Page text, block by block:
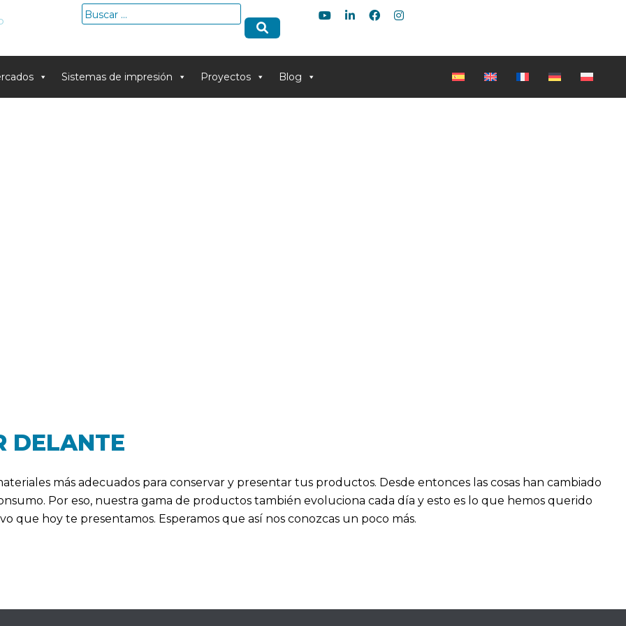
Buscar:
Sistemas de impresión Proyectos Blog
DELANTE
más adecuados para conservar y presentar tus productos. Desde entonces las cosas han cambiado
Por eso, nuestra gama de productos también evoluciona cada día y esto es lo que hemos querido
que hoy te presentamos. Esperamos que así nos conozcas un poco más.